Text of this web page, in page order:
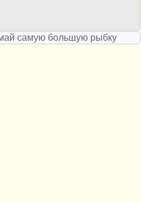
самую большую рыбку